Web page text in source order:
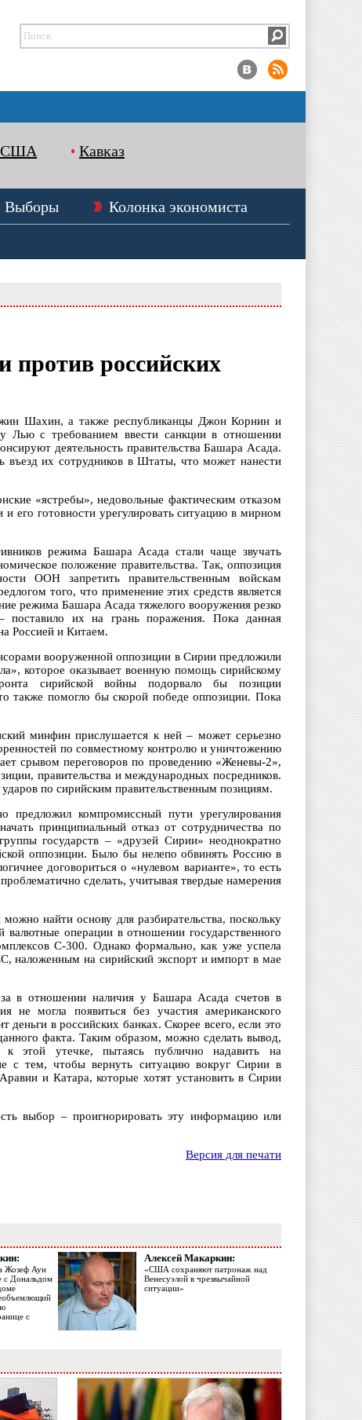
США Кавказ
Выборы
Колонка экономиста
против российских
Шахин, а также республиканцы Джон Корнин и
с требованием ввести санкции в отношении
деятельность правительства Башара Асада.
въезд их сотрудников в Штаты, что может нанести
«ястребы», недовольные фактическим отказом
готовности урегулировать ситуацию в мирном
режима Башара Асада стали чаще звучать
положение правительства. Так, оппозиция
ООН запретить правительственным войскам
того, что применение этих средств является
режима Башара Асада тяжелого вооружения резко
поставило их на грань поражения. Пока данная
Россией и Китаем.
вооруженной оппозиции в Сирии предложили
которое оказывает военную помощь сирийскому
сирийской войны подорвало бы позиции
также помогло бы скорой победе оппозиции. Пока
минфин прислушается к ней – может серьезно
по совместному контролю и уничтожению
срывом переговоров по проведению «Женевы-2»,
правительства и международных посредников.
по сирийским правительственным позициям.
предложил компромиссный пути урегулирования
принципиальный отказ от сотрудничества по
государств – «друзей Сирии» неоднократно
оппозиции. Было бы нелепо обвинять Россию в
договориться о «нулевом варианте», то есть
сделать, учитывая твердые намерения
найти основу для разбирательства, поскольку
валютные операции в отношении государственного
С-300. Однако формально, как уже успела
наложенным на сирийский экспорт и импорт в мае
в отношении наличия у Башара Асада счетов в
не могла появиться без участия американского
в российских банках. Скорее всего, если это
факта. Таким образом, можно сделать вывод,
к этой утечке, пытаясь публично надавить на
с тем, чтобы вернуть ситуацию вокруг Сирии в
и Катара, которые хотят установить в Сирии
выбор – проигнорировать эту информацию или
Версия для печати
Жозеф Аун
с Дональдом
с
Алексей Макаркин:
«США сохраняют патронаж над
Венесуэлой в чрезвычайной
ситуации»